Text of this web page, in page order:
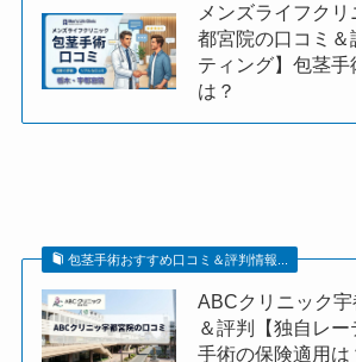
メンズライフク
都宮院の口コミ＆
ティング】包茎手
は？
包茎手術おすすめ口コミ＆評判情報...
ABCクリニック宇
＆評判【独自レ
手術の保険適用は